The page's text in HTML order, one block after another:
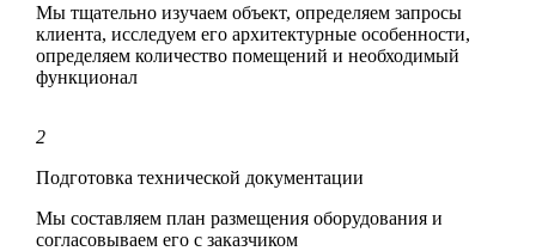
Мы тщательно изучаем объект, определяем запросы
клиента, исследуем его архитектурные особенности,
определяем количество помещений и необходимый
функционал
2
Подготовка технической документации
Мы составляем план размещения оборудования и
согласовываем его с заказчиком